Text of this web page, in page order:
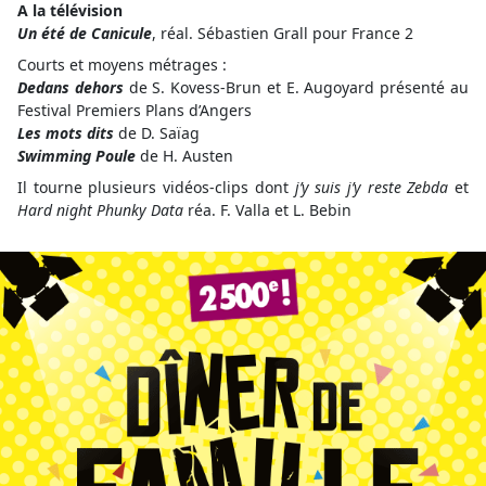
A la télévision
Un été de Canicule, réal. Sébastien Grall pour France 2
Courts et moyens métrages :
Dedans dehors de S. Kovess-Brun et E. Augoyard présenté au
Festival Premiers Plans d’Angers
Les mots dits de D. Saïag
Swimming Poule de H. Austen
Il tourne plusieurs vidéos-clips dont j’y suis j’y reste Zebda et
Hard night Phunky Data réa. F. Valla et L. Bebin